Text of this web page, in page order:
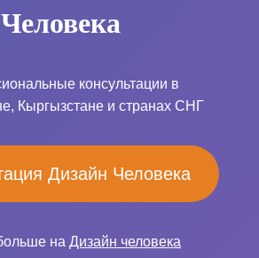
Человека
консультации в
Кыргызстане и странах СНГ
Дизайн Человека
на Дизайн человека